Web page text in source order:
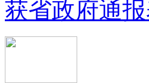
获省政府通